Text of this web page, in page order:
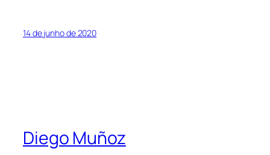
14 de junho de 2020
Diego Muñoz